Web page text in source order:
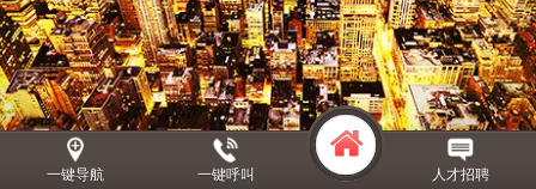
一键导航 一键呼叫 人才招聘